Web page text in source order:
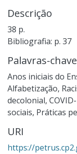
Descrição
38 p.
Bibliografia: p. 37
Palavras-chave
Anos iniciais do
Alfabetização,
decolonial,
sociais, Práticas
URI
https://